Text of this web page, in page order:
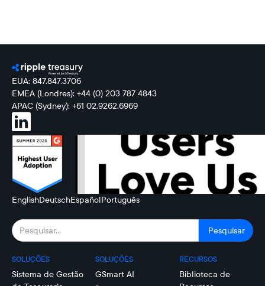
EUA: 847.847.3706
EMEA (Londres): +44 (0) 203 787 4843
APAC (Sydney): +61 02.9262.6969
EnglishDeutschEspañolPortuguês
SOLUÇÕES
Sistema de Gestão
SOLUÇÕES
GSmart AI
RECURSOS
Biblioteca de